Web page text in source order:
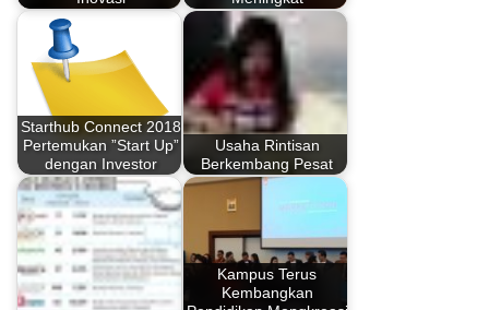
Starthub Connect 2018
Pertemukan ”Start Up”
dengan Investor
Usaha Rintisan
Berkembang Pesat
Kampus Terus
Kembangkan